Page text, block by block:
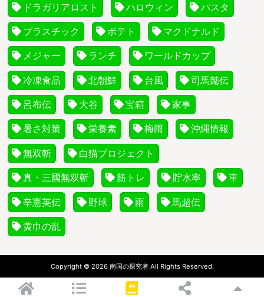
ドラガリアロスト ハロウィン パスタ
プラスチック ポテト マクドナルド
メジャー ランチ ワールドカップ
冷凍食品 北朝鮮 台風 司馬懿伝
呂布伝 大谷 宝箱 家事
暑さ対策 栄養素 梅雨 沖縄情報
無双斬 白猫プロジェクト
真・三國無双斬 筋トレ 貯水率 車
辛憲英伝 野球 雨 馬超伝
黄巾の乱
Copyright © 2026 南国の探究者 All Rights Reserved.